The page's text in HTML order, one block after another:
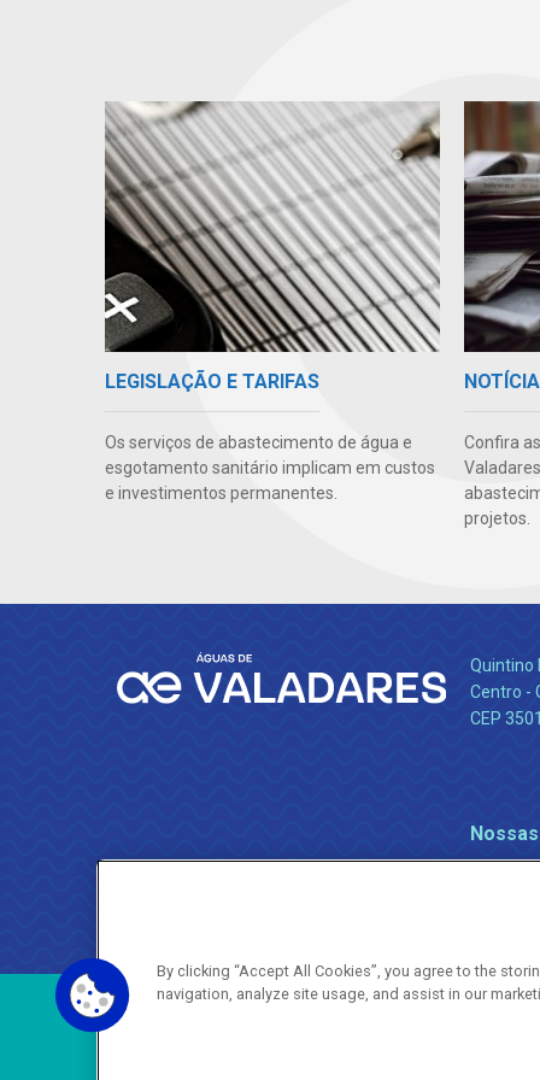
LEGISLAÇÃO E TARIFAS
Os serviços de abastecimento de água e
esgotamento sanitário implicam em custos
e investimentos permanentes.
Confira
projetos.
Quintino
Centro -
CEP
By clicking “Accept All Cookies”, you agree to the
navigation, analyze site usage, and assist in our